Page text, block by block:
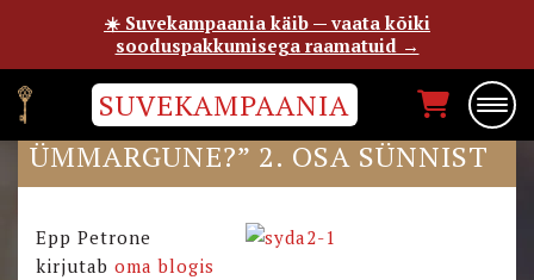
SUVEKAMPAANIA
RAAMATU “KAS SÜDA ON
ÜMMARGUNE?” 2. OSA SÜNNIST
Epp Petrone
kirjutab oma blogis
☀️ Suvekampaania käib — vaata kõiki
sooduspakkumisega raamatuid →